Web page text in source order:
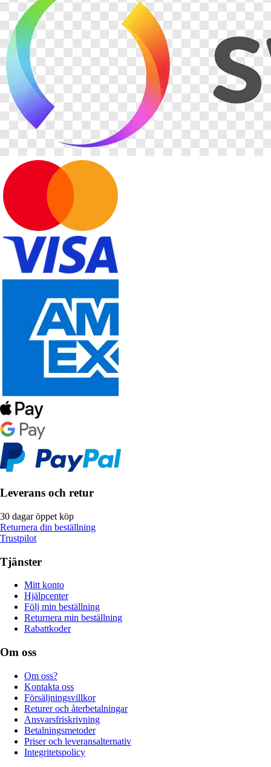
Leverans och retur
30 dagar öppet köp
Returnera din beställning
Trustpilot
Tjänster
Mitt konto
Hjälpcenter
Följ min beställning
Returnera min beställning
Rabattkoder
Om oss
Om oss?
Kontakta oss
Försäljningsvillkor
Returer och återbetalningar
Ansvarsfriskrivning
Betalningsmetoder
Priser och leveransalternativ
Integritetspolicy